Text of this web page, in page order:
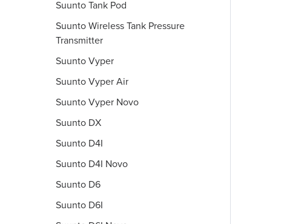
Suunto Tank Pod
Suunto Wireless Tank Pressure
Transmitter
Suunto Vyper
Suunto Vyper Air
Suunto Vyper Novo
Suunto DX
Suunto D4I
Suunto D4I Novo
Suunto D6
Suunto D6I